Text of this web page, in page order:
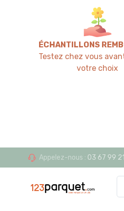
ÉCHANTILLONS
Testez chez vous
votre choix
Appelez-nous : 03 67 99